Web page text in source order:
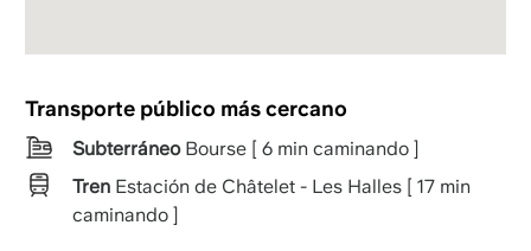
Transporte público más cercano
SubterráneoBourse [ 6 min caminando ]
TrenEstación de Châtelet - Les Halles [ 17 min
caminando ]